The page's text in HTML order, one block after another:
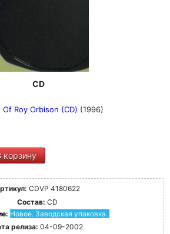
CD
Roy Orbison (CD) (1996)
корзину
CDVP 4180622
Состав: CD
Новое. Заводская упаковка.
релиза: 04-09-2002